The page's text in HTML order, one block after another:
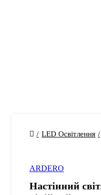
LED Освітлення
ARDERO
Настінний